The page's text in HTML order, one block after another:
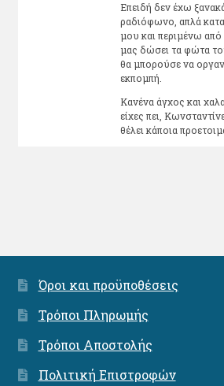
Επειδή δεν έχω
ραδιόφωνο, απλά
μου και περιμένω
μας δώσει τα φώτα
θα μπορούσε να
εκπομπή.
Κανένα άγχος και
είχες πει,
θέλει κάποια
Όροι και προϋποθέσεις
Τρόποι Πληρωμής
Τρόποι Αποστολής
Πολιτική Επιστροφών